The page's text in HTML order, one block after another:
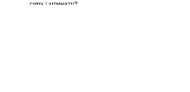
сиру і шпинату?